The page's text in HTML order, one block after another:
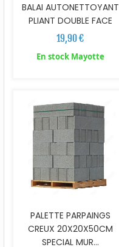
BALAI AUTONETTOYANT
PLIANT DOUBLE FACE
19,90 €
En stock Mayotte
PALETTE PARPAINGS
CREUX 20X20X50CM
SPECIAL MUR...